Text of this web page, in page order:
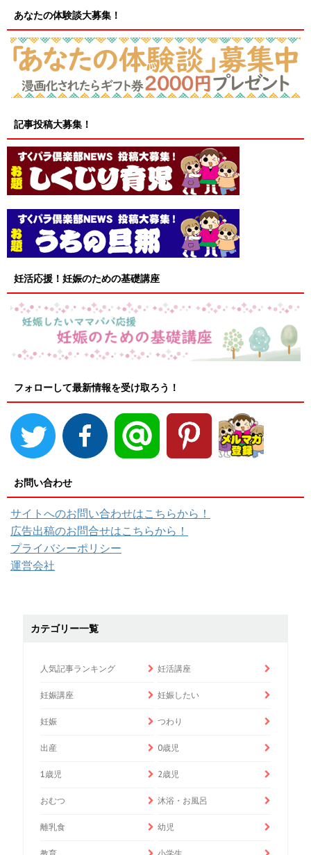
あなたの体験談大募集！
記事投稿大募集！
妊活応援！妊娠のための基礎講座
フォローして最新情報を受け取ろう！
お問い合わせ
サイトへのお問い合わせはこちらから！
広告出稿のお問合せはこちらから！
プライバシーポリシー
運営会社
カテゴリー一覧
人気記事ランキング 妊活講座
妊娠講座 妊娠したい
妊娠 つわり
出産 0歳児
1歳児 2歳児
おむつ 沐浴・お風呂
離乳食 幼児